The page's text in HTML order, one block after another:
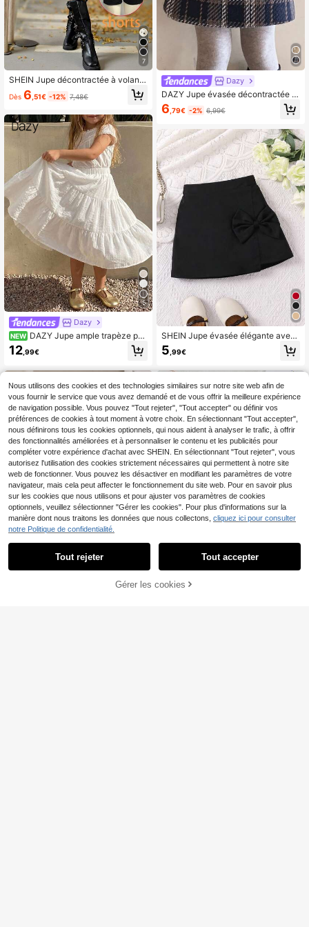
7
SHEIN Jupe décontractée à volants
pour jeune fille, tissée, couleur unie
Dès 6 ,51€ -12% 7,48€
5
Dazy
NEW DAZY Jupe ample trapèze pou
r jeune fille avec taille élastique et o
urlet à volants
12,99€
Dazy
DAZY Jupe évasée décontractée à
carreaux pour jeune fille
6 ,79€ -2% 6,99€
SHEIN Jupe évasée élégante avec
détail nœud pour jeune fille, idéale
pour les vacances, l'été et les voya
5,99€
évasée à taille élastique avec poch
CRAQUEZ DES MAINTENANT
Nous utilisons des cookies et des technologies similaires sur notre site web afin de
vous fournir le service que vous avez demandé et de vous offrir la meilleure expérience
de navigation possible. Vous pouvez "Tout rejeter", "Tout accepter" ou définir vos
préférences de cookies à tout moment à votre choix. En sélectionnant "Tout accepter",
nous définirons tous les cookies optionnels, qui nous aident à analyser le trafic, à offrir
des fonctionnalités améliorées et à personnaliser le contenu et les publicités pour
compléter votre expérience d'achat avec SHEIN. En sélectionnant "Tout rejeter", vous
autorisez l'utilisation des cookies strictement nécessaires qui permettent à notre site
web de fonctionner. Vous pouvez les désactiver en modifiant les paramètres de votre
navigateur, mais cela peut affecter le fonctionnement du site web. Pour en savoir plus
sur les cookies que nous utilisons et pour ajuster vos paramètres de cookies
optionnels, veuillez sélectionner "Gérer les cookies". Pour plus d'informations sur la
manière dont nous traitons les données que nous collectons, cliquez ici pour consulter
notre Politique de confidentialité.
Tout rejeter Tout accepter
Gérer les cookies